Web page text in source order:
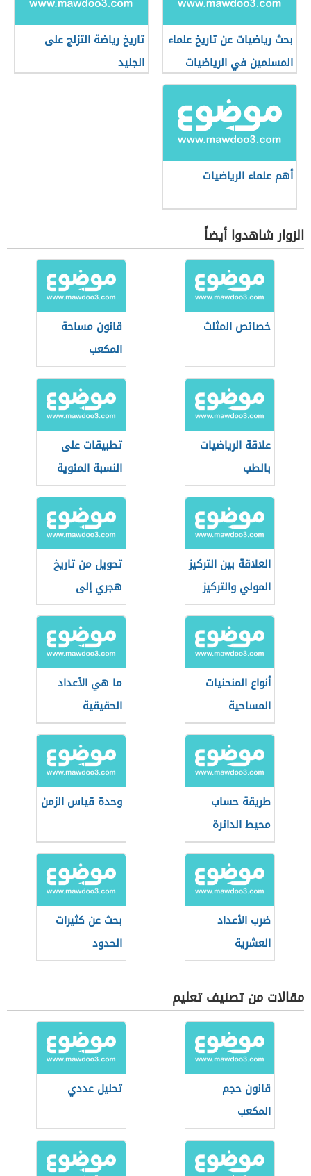
بحث رياضيات عن تاريخ علماء
المسلمين في الرياضيات
تاريخ رياضة التزلج على
الجليد
أهم علماء الرياضيات
الزوار شاهدوا أيضاً
خصائص المثلث
قانون مساحة
المكعب
علاقة الرياضيات
بالطب
تطبيقات على
النسبة المئوية
العلاقة بين التركيز
المولي والتركيز
الكتلي
تحويل من تاريخ
هجري إلى
ميلادي
أنواع المنحنيات
المساحية
ما هي الأعداد
الحقيقية
طريقة حساب
محيط الدائرة
وحدة قياس الزمن
ضرب الأعداد
العشرية
بحث عن كثيرات
الحدود
مقالات من تصنيف تعليم
قانون حجم
المكعب
تحليل عددي